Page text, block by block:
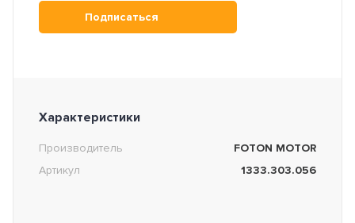
Подписаться
Характеристики
Производитель
FOTON MOTOR
Артикул
1333.303.056